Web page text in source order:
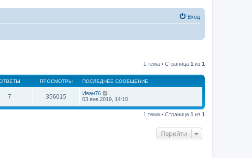
Вход
1 тема • Страница 1 из 1
ПРОСМОТРЫ ПОСЛЕДНЕЕ СООБЩЕНИЕ
7 356015
Иван76
03 янв 2019, 14:10
1 тема • Страница 1 из 1
Перейти